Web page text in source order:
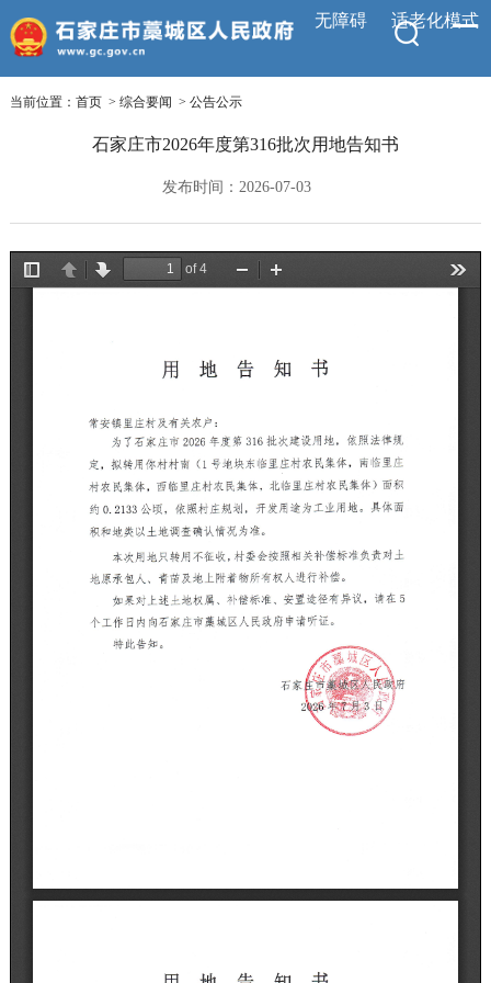
无障碍 适老化模式
当前位置： 首页> 综合要闻 > 公告公示
石家庄市2026年度第316批次用地告知书
发布时间：2026-07-03